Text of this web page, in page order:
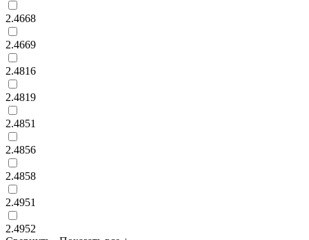
2.4668
2.4669
2.4816
2.4819
2.4851
2.4856
2.4858
2.4951
2.4952